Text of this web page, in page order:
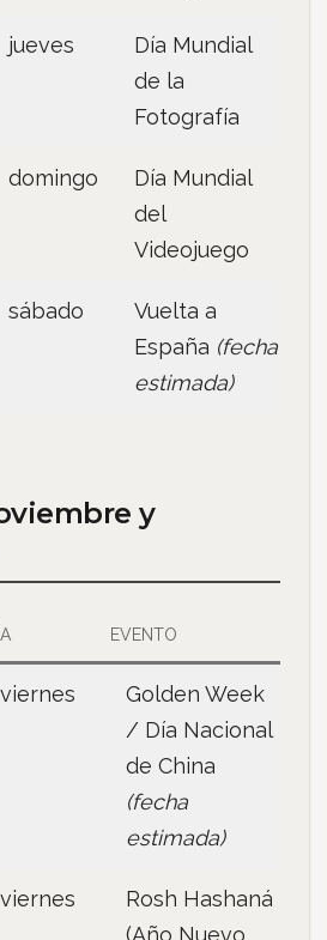
jueves
Día Mundial
de la
Fotografía
domingo
Día Mundial
del
Videojuego
sábado
Vuelta a
España (fecha
estimada)
y
EVENTO
viernes
Golden Week
/ Día Nacional
de China
(fecha
estimada)
viernes
Rosh Hashaná
(Año Nuevo